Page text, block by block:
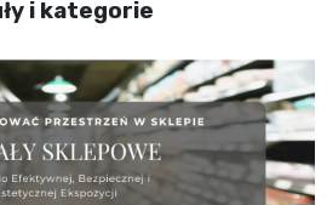
i kategorie